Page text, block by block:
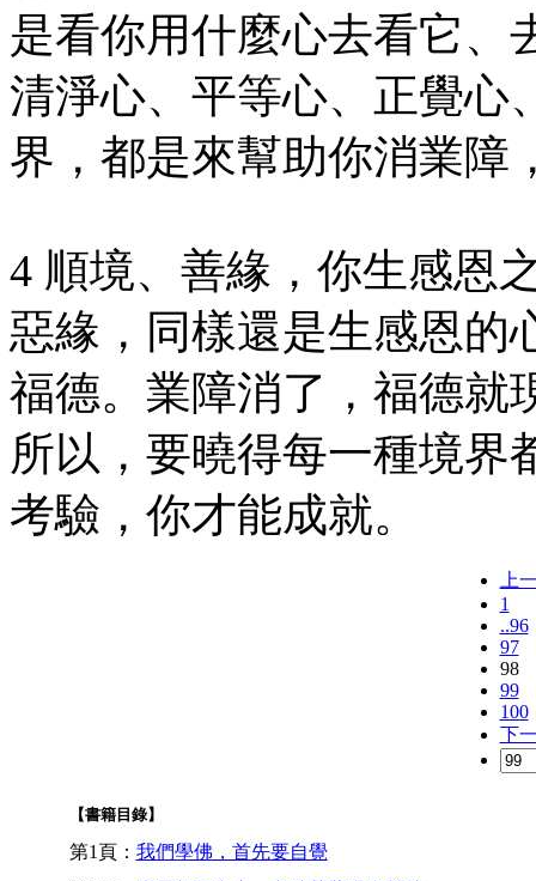
是看你用什麼心去看它、
清淨心、平等心、正覺心
界，都是來幫助你消業障
4 順境、善緣，你生感恩
惡緣，同樣還是生感恩的
福德。業障消了，福德就
所以，要曉得每一種境界
考驗，你才能成就。
上
1
..96
97
98
99
100
下
【書籍目錄】
第1頁： 我們學佛，首先要自覺